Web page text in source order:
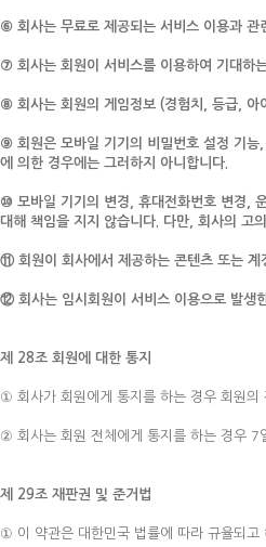
⑥ 회사는 무료로 제공되는 서비스 이용과 관
⑦ 회사는 회원이 서비스를 이용하여 기대하
⑧ 회사는 회원의 게임정보 (경험치, 등급, 아
⑨ 회원은 모바일 기기의 비밀번호 설정 기능
에 의한 경우에는 그러하지 아니합니다.
⑩ 모바일 기기의 변경, 휴대전화번호 변경,
대해 책임을 지지 않습니다. 다만, 회사의 고
⑪ 회원이 회사에서 제공하는 콘텐츠 또는 계
⑫ 회사는 임시회원이 서비스 이용으로 발생
제 28조 회원에 대한 통지
① 회사가 회원에게 통지를 하는 경우 회원
② 회사는 회원 전체에게 통지를 하는 경우 7
제 29조 재판권 및 준거법
① 이 약관은 대한민국 법률에 따라 규율되고